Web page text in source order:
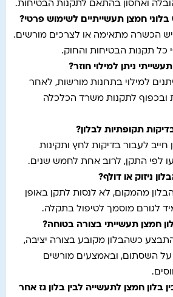
ואחסון בהתאם לתקנות הבטיחות.
בלוני חמצן תעשייתיים לשימוש פרטי?
יש הכשרה מתאימה או לצרכים מורשים.
כל תקנות הבטיחות והחוק.
ניתן למילוי חוזר?
למילוי בתחנות מורשות, לאחר
ובכפוף לתקנות משרד הכלכלה
תקופתיות לבלון ?
לעבור בדיקות לחץ ותקינות
לפי התקן, לרוב אחת לחמש שנים.
ניזוק או דולף?
מהמקום, לא לנסות לתקן באופן
לגורם מוסמך לטיפול בתקלה.
חמצן תעשייתי בצורה בטוחה?
כשהבלון מקובע בצורה יציבה,
השסתום, ובאמצעים מורשים
בלון חמצן לתעשייה לבין בלון גז אחר